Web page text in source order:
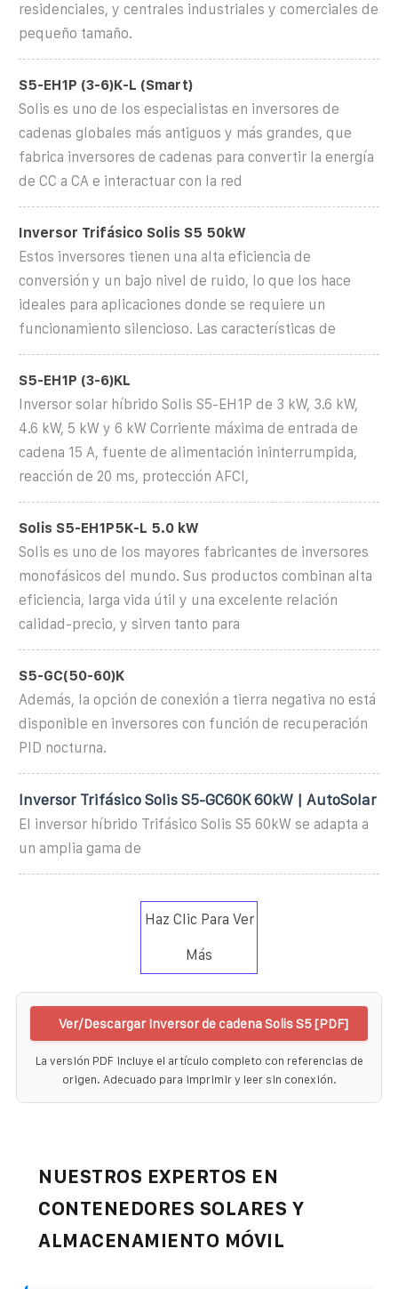
residenciales, y centrales industriales y comerciales de
pequeño tamaño.
S5-EH1P (3-6)K-L (Smart)
Solis es uno de los especialistas en inversores de
cadenas globales más antiguos y más grandes, que
fabrica inversores de cadenas para convertir la energía
de CC a CA e interactuar con la red
Inversor Trifásico Solis S5 50kW
Estos inversores tienen una alta eficiencia de
conversión y un bajo nivel de ruido, lo que los hace
ideales para aplicaciones donde se requiere un
funcionamiento silencioso. Las características de
S5-EH1P (3-6)KL
Inversor solar híbrido Solis S5-EH1P de 3 kW, 3.6 kW,
4.6 kW, 5 kW y 6 kW Corriente máxima de entrada de
cadena 15 A, fuente de alimentación ininterrumpida,
reacción de 20 ms, protección AFCI,
Solis S5-EH1P5K-L 5.0 kW
Solis es uno de los mayores fabricantes de inversores
monofásicos del mundo. Sus productos combinan alta
eficiencia, larga vida útil y una excelente relación
calidad-precio, y sirven tanto para
S5-GC(50-60)K
Además, la opción de conexión a tierra negativa no está
disponible en inversores con función de recuperación
PID nocturna.
Inversor Trifásico Solis S5-GC60K 60kW | AutoSolar
El inversor híbrido Trifásico Solis S5 60kW se adapta a
un amplia gama de
Haz Clic Para Ver
Más
Ver/Descargar Inversor de cadena Solis S5 [PDF]
La versión PDF incluye el artículo completo con referencias de
origen. Adecuado para imprimir y leer sin conexión.
NUESTROS EXPERTOS EN
CONTENEDORES SOLARES Y
ALMACENAMIENTO MÓVIL